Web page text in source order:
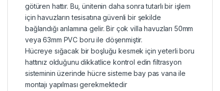
götüren hattır. Bu, ünitenin daha sonra tutarlı bir işlem
için havuzların tesisatına güvenli bir şekilde
bağlandığı anlamına gelir. Bir çok villa havuzları 50mm
veya 63mm PVC boru ile döşenmiştir.
Hücreye sığacak bir boşluğu kesmek için yeterli boru
hattınız olduğunu dikkatlice kontrol edin filtrasyon
sisteminin üzerinde hücre sisteme bay pas vana ile
montajı yapılması gerekmektedir